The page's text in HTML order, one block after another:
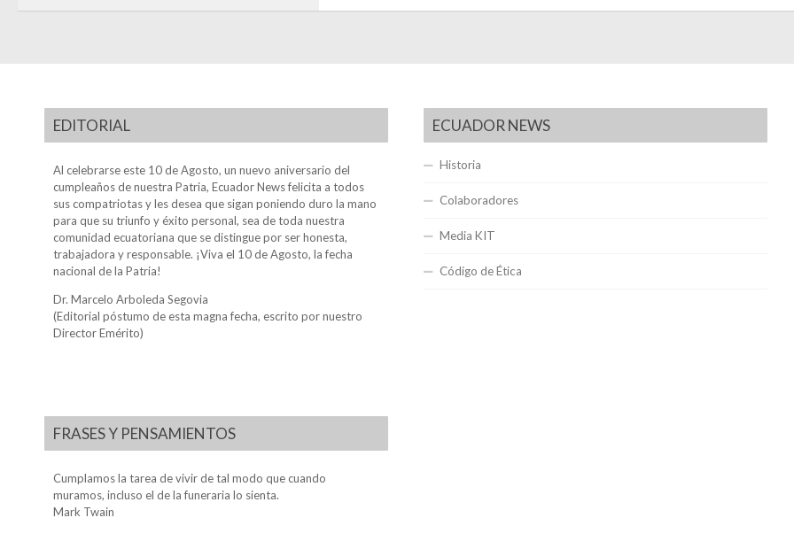
EDITORIAL
Al celebrarse este 10 de Agosto, un nuevo aniversario del
cumpleaños de nuestra Patria, Ecuador News felicita a todos
sus compatriotas y les desea que sigan poniendo duro la mano
para que su triunfo y éxito personal, sea de toda nuestra
comunidad ecuatoriana que se distingue por ser honesta,
trabajadora y responsable. ¡Viva el 10 de Agosto, la fecha
nacional de la Patria!
Dr. Marcelo Arboleda Segovia
(Editorial póstumo de esta magna fecha, escrito por nuestro
Director Emérito)
FRASES Y PENSAMIENTOS
Cumplamos la tarea de vivir de tal modo que cuando
muramos, incluso el de la funeraria lo sienta.
Mark Twain
ECUADOR NEWS
Historia
Colaboradores
Media KIT
Código de Ética